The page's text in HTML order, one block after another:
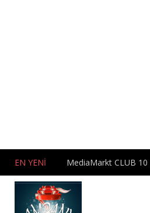
EN YENİ MediaMarkt CLUB